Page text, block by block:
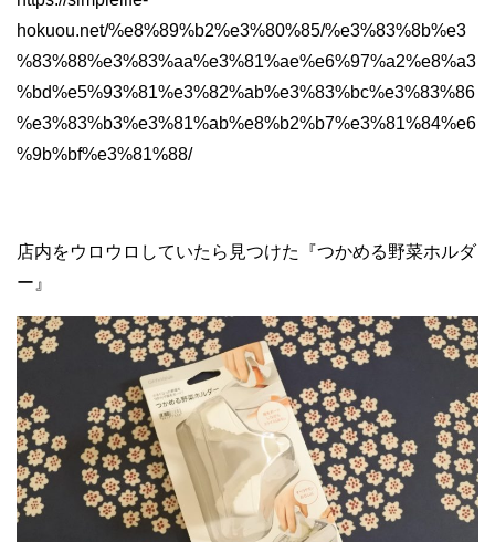
hokuou.net/%e8%89%b2%e3%80%85/%e3%83%8b%e3
%83%88%e3%83%aa%e3%81%ae%e6%97%a2%e8%a3
%bd%e5%93%81%e3%82%ab%e3%83%bc%e3%83%86
%e3%83%b3%e3%81%ab%e8%b2%b7%e3%81%84%e6
%9b%bf%e3%81%88/
店内をウロウロしていたら見つけた『つかめる野菜ホルダ
ー』